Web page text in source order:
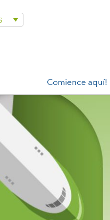
Comience aquí!